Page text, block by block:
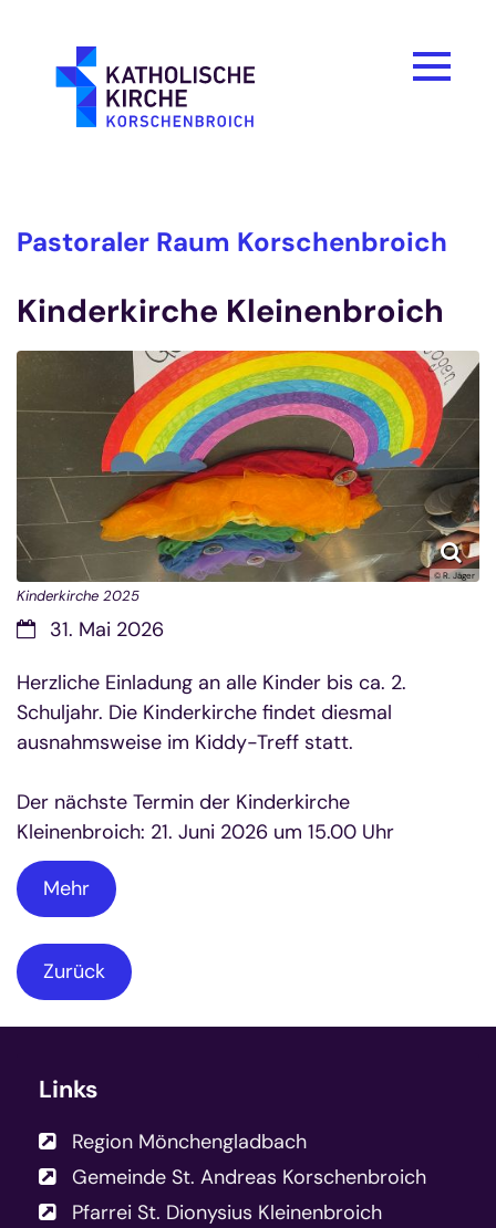
Pastoraler Raum Korschenbroich
Kinderkirche Kleinenbroich
© R. Jäger
Kinderkirche 2025
Datum:31. Mai 2026
Herzliche Einladung an alle Kinder bis ca. 2.
Schuljahr. Die Kinderkirche findet diesmal
ausnahmsweise im Kiddy-Treff statt.
Der nächste Termin der Kinderkirche
Kleinenbroich: 21. Juni 2026 um 15.00 Uhr
Mehr
Zurück
Links
Region Mönchengladbach
Gemeinde St. Andreas Korschenbroich
Pfarrei St. Dionysius Kleinenbroich